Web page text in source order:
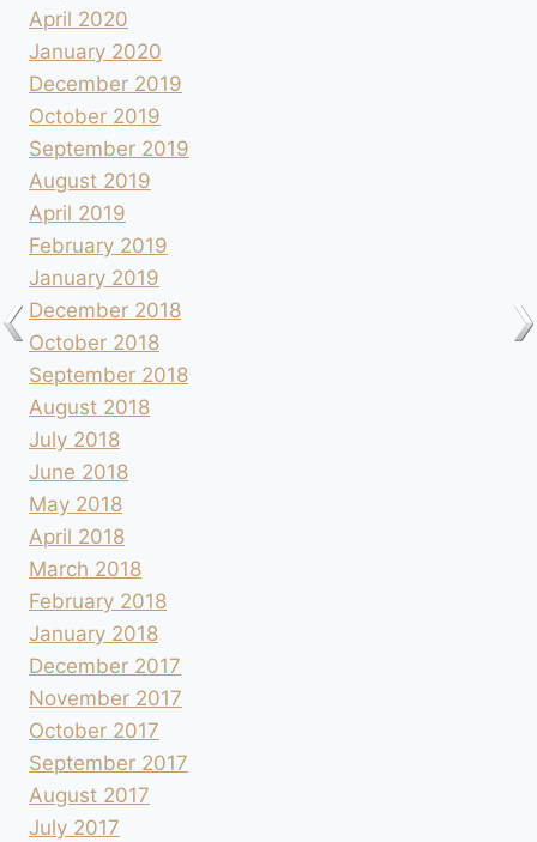
April 2020
January 2020
December 2019
October 2019
September 2019
August 2019
April 2019
February 2019
January 2019
December 2018
October 2018
September 2018
August 2018
July 2018
June 2018
May 2018
April 2018
March 2018
February 2018
January 2018
December 2017
November 2017
October 2017
September 2017
August 2017
July 2017